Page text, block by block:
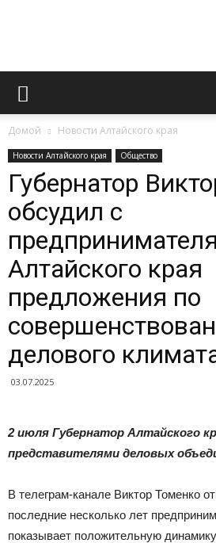
|
район
Домой Новости Алтайского края
Новости Алтайского края Общество
Губернатор
обсудил с
Алтайского края
предложения по
делового
03.07.2025
2 июля Губернатор Алтайского
представителями деловых
В телеграм-канале Виктор Томенко
последние несколько лет
показывает положительную